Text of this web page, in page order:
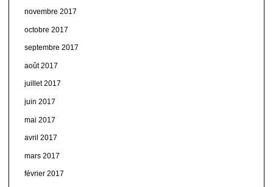
novembre 2017
octobre 2017
septembre 2017
août 2017
juillet 2017
juin 2017
mai 2017
avril 2017
mars 2017
février 2017